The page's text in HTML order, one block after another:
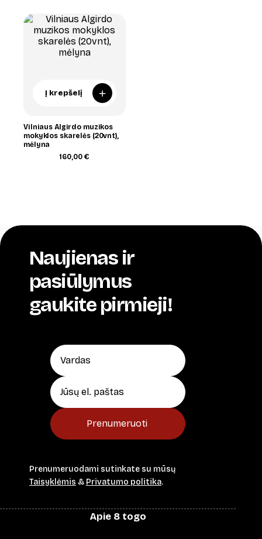
42,00 €
Į krepšelį +
Vilniaus Algirdo muzikos
mokyklos skarelės (20vnt),
mėlyna
160,00€
Naujienas ir
pasiūlymus
gaukite pirmieji!
Prenumeruoti
Prenumeruodami sutinkate su mūsų
Taisyklėmis & Privatumo politika.
Apie 8 togo